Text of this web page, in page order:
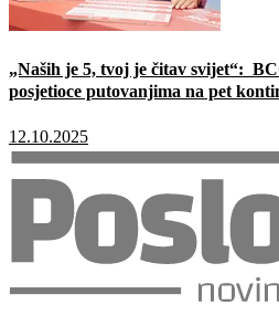
„Naših je 5, tvoj je čitav svijet“:
posjetioce putovanjima na pet
12.10.2025